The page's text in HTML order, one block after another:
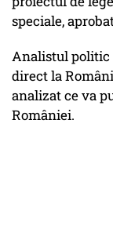
speciale,
Analistul politic
direct la
analizat ce va
României.